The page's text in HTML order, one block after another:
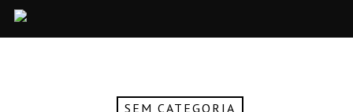
SEM CATEGORIA